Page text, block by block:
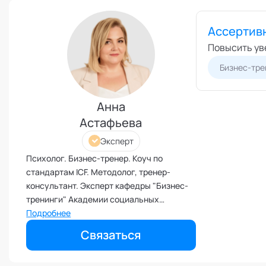
Межличностные конфликты
Наставничество
Обучение и образовательные
программы
Ораторское искусство
Организация и проведение
переговоров
Оргконсультирование
Осознанность
Отношения в паре
Отношения с родителями
Персональный коучинг
Пищевое поведение
Планирование и внедрение
Анна
Астафьева
Эксперт
Психолог. Бизнес-тренер. Коуч по
стандартам ICF. Методолог, тренер-
консультант. Эксперт кафедры "Бизнес-
тренинги" Академии социальных
технологий
Подробнее
Связаться
Повысить
Бизнес-